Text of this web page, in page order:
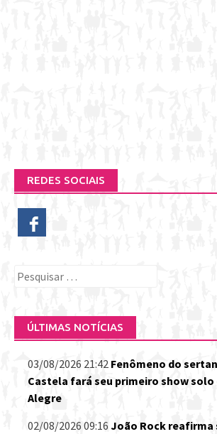
REDES SOCIAIS
Pesquisar
ÚLTIMAS NOTÍCIAS
03/08/2026 21:42 Fenômeno do
Castela fará seu primeiro show
Alegre
02/08/2026 09:16 João Rock reafirma